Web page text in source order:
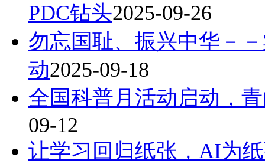
PDC钻头2025-09-26
勿忘国耻、振兴中华－
动2025-09-18
全国科普月活动启动，
09-12
让学习回归纸张，AI为